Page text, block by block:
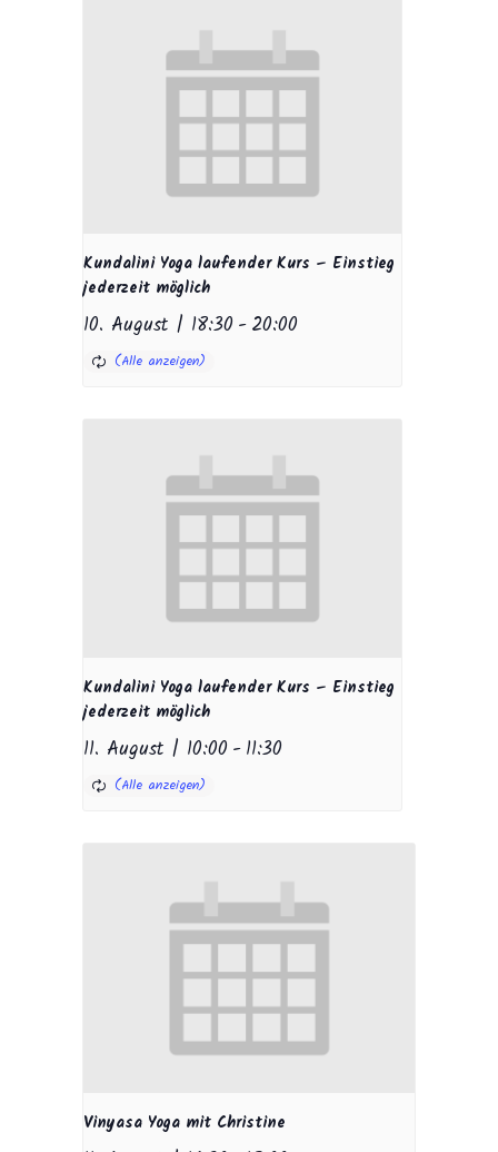
Kundalini Yoga laufender Kurs – Einstieg
jederzeit möglich
10. August | 18:30 -20:00
Kundalini Yoga laufender Kurs – Einstieg
jederzeit möglich
11. August | 10:00 -11:30
Vinyasa Yoga mit Christine